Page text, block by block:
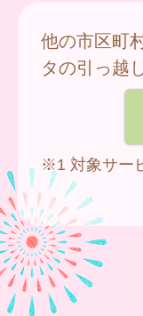
他の市区町
タの引っ越
※1 対象サー